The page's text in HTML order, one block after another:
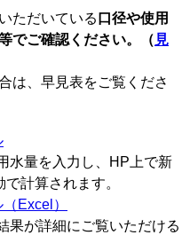
ただいている 口径や使用
でご確認ください。（ 見
は、早見表をご覧くださ
量を入力し、HP上で新
で計算されます。
Excel）
が詳細にご覧いただける